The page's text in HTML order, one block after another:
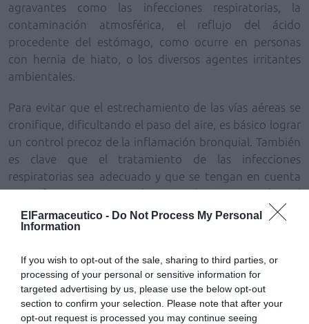
ElFarmaceutico - Do Not Process My Personal
Information
If you wish to opt-out of the sale, sharing to third parties, or
processing of your personal or sensitive information for
targeted advertising by us, please use the below opt-out
section to confirm your selection. Please note that after your
opt-out request is processed you may continue seeing
agravantes como las infecciones respiratorias, la
contaminación atmosférica, el reflujo del ácido
procedente del estómago, como ocurre en personas
con hernia de hiato, o los diversos agentes irritantes
ambientales
Para evitar que el estrechamiento de las vías aéreas se
cronifique, dificultando el paso del aire, es básico lograr
un control precoz de la inflamación bronquial. También
es clave que el tratamiento de las infecciones
respiratorias sea adecuado y que se tengan en cuenta
otros factores que pueden contribuir a exacerbar el
asma, como la rinitis y la sinusitis crónica o la presencia
de pólipos en el interior de las fosas nasales. «La
para potenciar el funcionamiento del sistema
inmunológico, que es el que ejerce una labor defensiva
frente a los agentes microbianos que nos rodean»,
afirma Pelta.